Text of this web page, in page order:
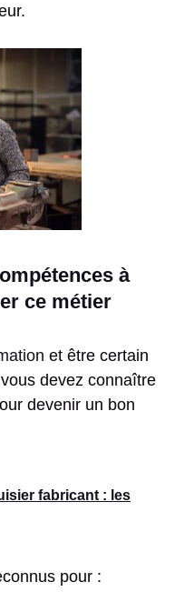
à
ce métier
et être certain
devez connaître
devenir un bon
fabricant : les
pour :